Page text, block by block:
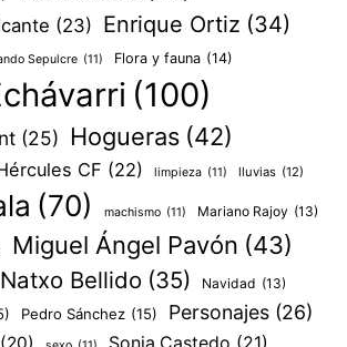
(23) Enrique Ortiz (34)
Sepulcre (11) Flora y fauna (14)
(100)
(25) Hogueras (42)
CF (22) limpieza (11) lluvias (12)
(70) machismo (11) Mariano Rajoy (13)
Miguel Ángel Pavón (43)
Natxo Bellido (35) Navidad (13)
Pedro Sánchez (15) Personajes (26)
(20) Sonia Castedo (21)